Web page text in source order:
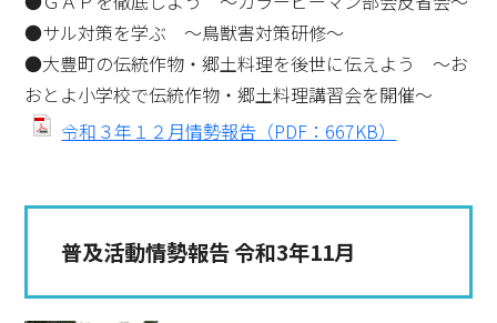
●サル対策を学ぶ ～鳥獣害対策研修～
●大豊町の伝統作物・郷土料理を後世に伝えよう ～お
おとよ小学校で伝統作物・郷土料理講習会を開催～
令和３年１２月情勢報告（PDF：667KB）
普及活動情勢報告 令和3年11月